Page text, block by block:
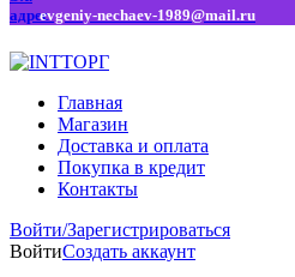
evgeniy-nechaev-1989@mail.ru
Главная
Магазин
Доставка и оплата
Покупка в кредит
Контакты
Войти/Зарегистрироваться
ВойтиСоздать аккаунт